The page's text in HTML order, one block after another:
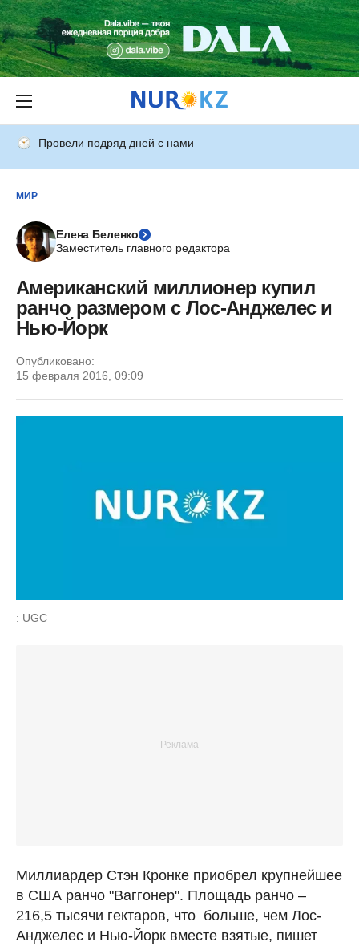
Провели подряд дней с нами
МИР
Елена Беленко
Заместитель главного редактора
Американский миллионер купил
ранчо размером с Лос-Анджелес и
Нью-Йорк
Опубликовано:
15 февраля 2016, 09:09
: UGC
Миллиардер Стэн Кронке приобрел крупнейшее
в США ранчо "Ваггонер". Площадь ранчо –
216,5 тысячи гектаров, что больше, чем Лос-
Анджелес и Нью-Йорк вместе взятые, пишет